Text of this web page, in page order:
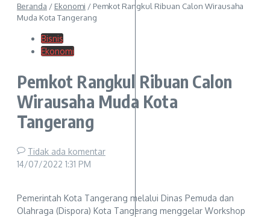
Beranda / Ekonomi / Pemkot Rangkul Ribuan Calon Wirausaha
Muda Kota Tangerang
Bisnis
Ekonomi
Pemkot Rangkul Ribuan Calon
Wirausaha Muda Kota
Tangerang
Tidak ada komentar
14/07/2022 1:31 PM
Pemerintah Kota Tangerang melalui Dinas Pemuda dan
Olahraga (Dispora) Kota Tangerang menggelar Workshop